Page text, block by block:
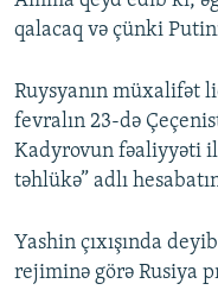
qalacaq və çünki
Ruysyanın müxalifət
fevralın 23-də
Kadyrovun fəaliyyəti
təhlükə” adlı
Yashin çıxışında
rejiminə görə Rusiya